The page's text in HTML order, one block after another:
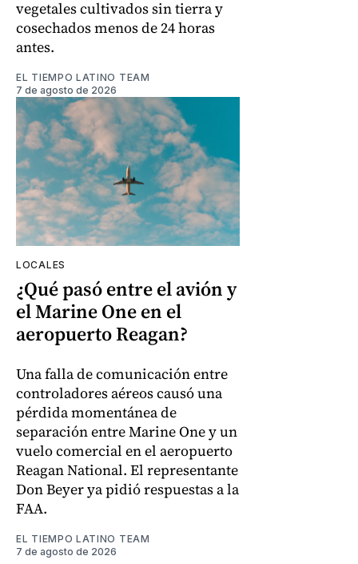
vegetales cultivados sin tierra y
cosechados menos de 24 horas
antes.
EL TIEMPO LATINO TEAM
7 de agosto de 2026
LOCALES
¿Qué pasó entre el avión y
el Marine One en el
aeropuerto Reagan?
Una falla de comunicación entre
controladores aéreos causó una
pérdida momentánea de
separación entre Marine One y un
vuelo comercial en el aeropuerto
Reagan National. El representante
Don Beyer ya pidió respuestas a la
FAA.
EL TIEMPO LATINO TEAM
7 de agosto de 2026